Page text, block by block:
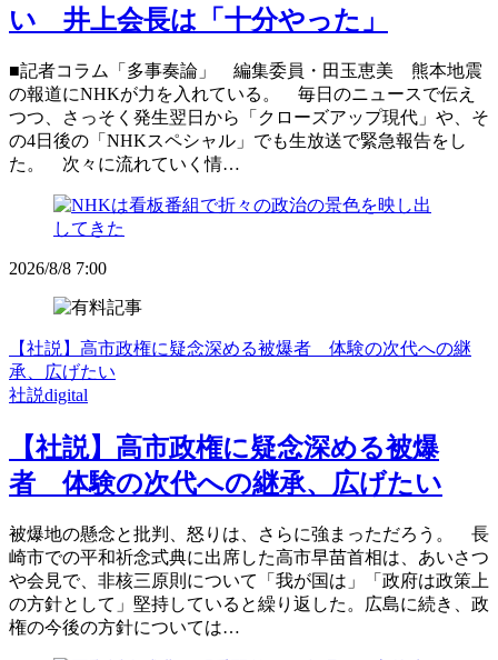
い 井上会長は「十分やった」
■記者コラム「多事奏論」 編集委員・田玉恵美 熊本地震
の報道にNHKが力を入れている。 毎日のニュースで伝え
つつ、さっそく発生翌日から「クローズアップ現代」や、そ
の4日後の「NHKスペシャル」でも生放送で緊急報告をし
た。 次々に流れていく情…
2026/8/8 7:00
【社説】高市政権に疑念深める被爆者 体験の次代への継
承、広げたい
社説digital
【社説】高市政権に疑念深める被爆
者 体験の次代への継承、広げたい
被爆地の懸念と批判、怒りは、さらに強まっただろう。 長
崎市での平和祈念式典に出席した高市早苗首相は、あいさつ
や会見で、非核三原則について「我が国は」「政府は政策上
の方針として」堅持していると繰り返した。広島に続き、政
権の今後の方針については…